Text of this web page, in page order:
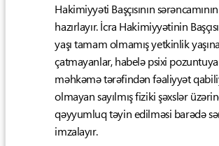
Hakimiyyəti Başçısının
hazırlayır. İcra Hakimiyyətinin
yaşı tamam olmamış yetkinlik yaşına
çatmayanlar, habelə psixi
məhkəmə tərəfindən fəaliyyət
olmayan sayılmış fiziki şəxslər
qəyyumluq təyin edilməsi barədə
imzalayır.